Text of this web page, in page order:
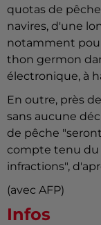
quotas de
navires, d'une
notamment
thon germon
électronique, à
En outre, près
sans aucune
de pêche
compte tenu du
infractions",
(avec AFP)
Infos